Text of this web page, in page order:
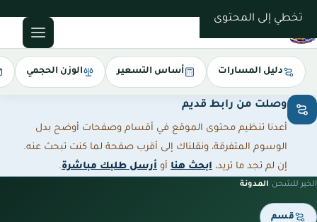
تخطي إلى المحتوى
دليل المسارات أساس التسعير الوزن الحجمي
وصلت من رابط قديم
أعدنا تنظيم محتوى الموقع في أقسام وصفحات أوضح بدل
الوسوم المتفرقة، ونقلناك إلى أقرب صفحة لما كنت تبحث عنه.
إن لم تجد ما تريد، ابحث هنا أو أرسل طلبك مباشرة.
الخير للشحن/المدونة
قسم